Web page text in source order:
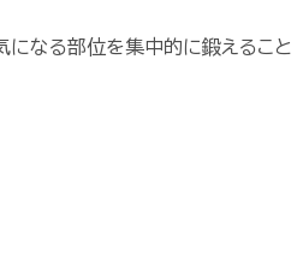
になる部位を集中的に鍛えること